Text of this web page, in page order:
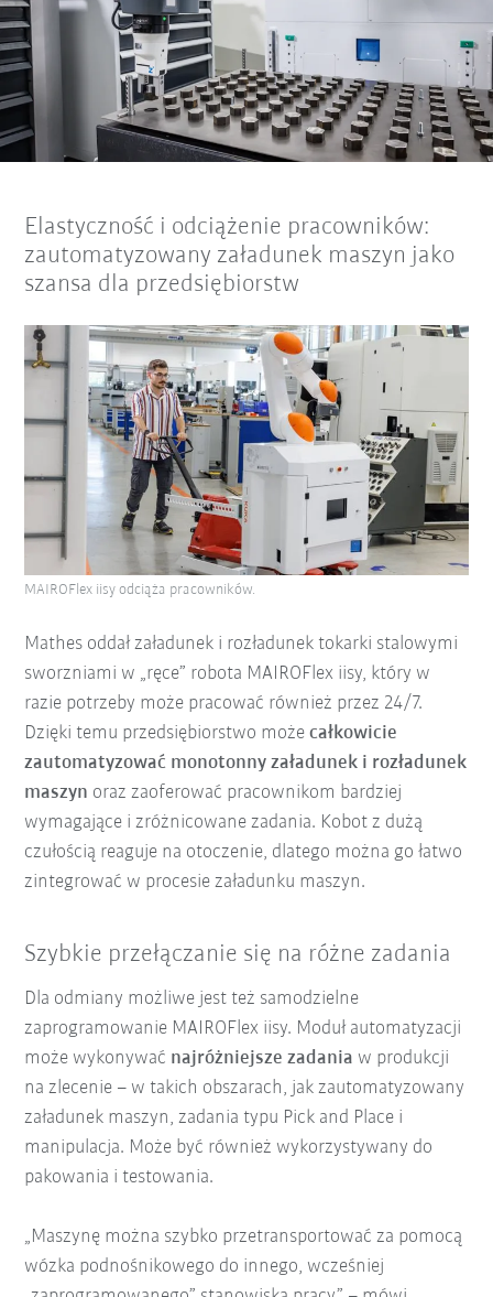
Elastyczność i odciążenie pracowników:
zautomatyzowany załadunek maszyn jako
szansa dla przedsiębiorstw
Mathes oddał załadunek i rozładunek tokarki stalowymi
sworzniami w „ręce” robota MAIROFlex iisy, który w
razie potrzeby może pracować również przez 24/7.
Dzięki temu przedsiębiorstwo możecałkowicie
zautomatyzować monotonny załadunek i rozładunek
maszyn oraz zaoferować pracownikom bardziej
wymagające i zróżnicowane zadania. Kobot z dużą
czułością reaguje na otoczenie, dlatego można go łatwo
zintegrować w procesie załadunku maszyn.
MAIROFlex iisy odciąża pracowników.
Szybkie przełączanie się na różne zadania
Dla odmiany możliwe jest też samodzielne
zaprogramowanie MAIROFlex iisy. Moduł automatyzacji
może wykonywać najróżniejsze zadania w produkcji
na zlecenie – w takich obszarach, jak zautomatyzowany
załadunek maszyn, zadania typu Pick and Place i
manipulacja. Może być również wykorzystywany do
pakowania i testowania.
„Maszynę można szybko przetransportować za pomocą
wózka podnośnikowego do innego, wcześniej